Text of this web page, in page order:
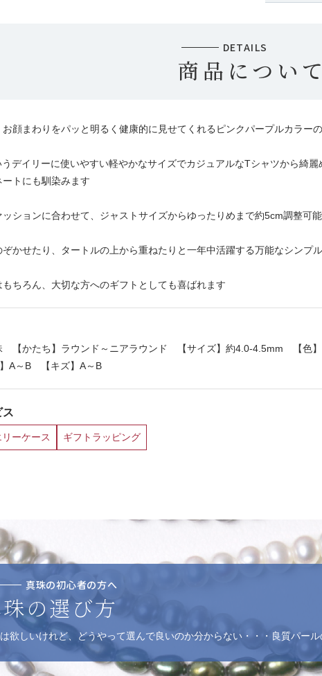
DETAILS
商品について
顔まわりをパッと明るく健康的に見せてくれるピンクパープルカラー
デイリーに使いやすい軽やかなサイズでカジュアルなTシャツから綺麗
トにも馴染みます
ションに合わせて、ジャストサイズからゆったりめまで約5cm調整可能
かせたり、タートルの上から重ねたりと一年中活躍する万能なシンプ
ちろん、大切な方へのギフトとしても喜ばれます
【かたち】ラウンド～ニアラウンド 【サイズ】約4.0-4.5mm 【色
A～B 【キズ】A～B
ス
ーケース ギフトラッピング
真珠の初心者の方へ
の選び方
欲しいけれど、どうやって選んで良いのか分からない・・・良質パール